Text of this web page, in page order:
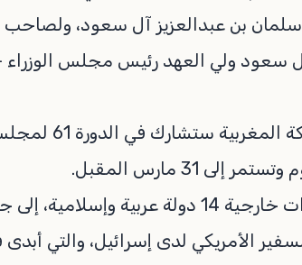
بن عبدالعزيز آل سعود، ولصاحب
سعود ولي العهد رئيس مجلس الوزراء
وأخبرت صحف
31 مارس المقبل.
وأوردت صحف الرباط إعراب وزارات خارجية 14 دولة
الأمريكي لدى إسرائيل، والتي